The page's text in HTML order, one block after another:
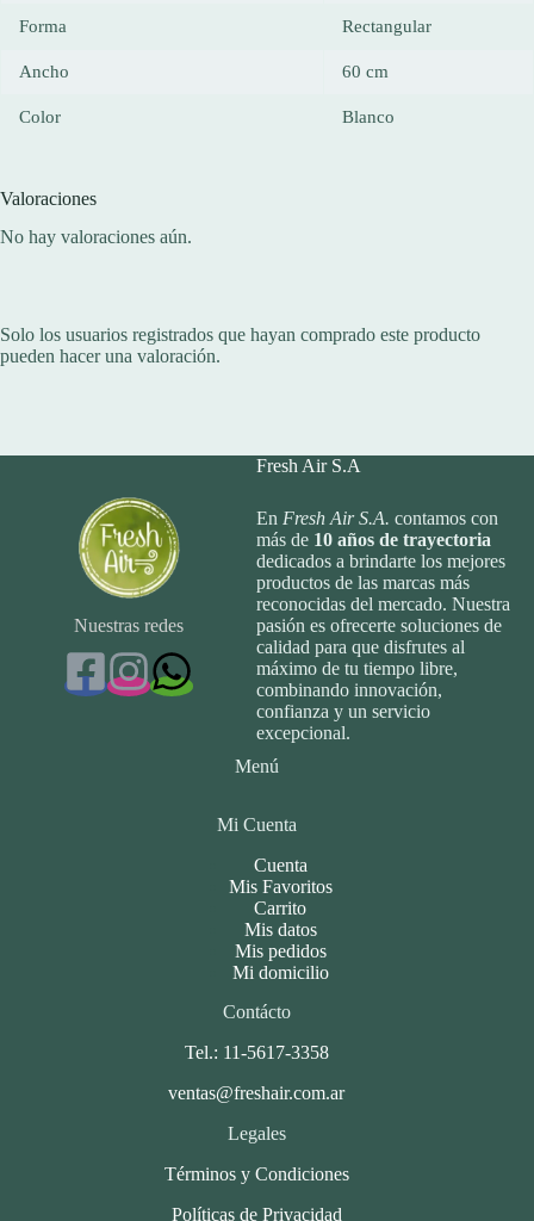
Forma Rectangular
Ancho 60 cm
Color Blanco
Valoraciones
No hay valoraciones aún.
Solo los usuarios registrados que hayan comprado este producto
pueden hacer una valoración.
Nuestras redes
Fresh Air S.A
EnFresh Air S.A. contamos con
más de 10 años de trayectoria
dedicados a brindarte los mejores
productos de las marcas más
reconocidas del mercado. Nuestra
pasión es ofrecerte soluciones de
calidad para que disfrutes al
máximo de tu tiempo libre,
combinando innovación,
confianza y un servicio
excepcional.
Menú
Mi Cuenta
Cuenta
Mis Favoritos
Carrito
Mis datos
Mis pedidos
Mi domicilio
Contácto
Tel.: 11-5617-3358
ventas@freshair.com.ar
Legales
Términos y Condiciones
Políticas de Privacidad